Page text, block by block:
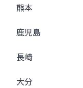
熊本
鹿児島
長崎
大分